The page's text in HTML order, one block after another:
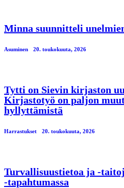
Minna suunnitteli
Asuminen 20. toukokuuta, 2026
Tytti on Sievin kirjaston
Kirjastotyö on paljon
hyllyttämistä
Harrastukset 20. toukokuuta, 2026
Turvallisuustietoa ja -
-tapahtumassa